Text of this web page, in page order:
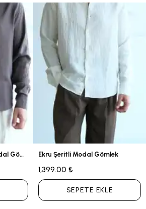
Kahve İtalyan Yaka Modal Gömlek Ekru Şeritli Modal Gömlek
1,399.00 ₺
SEPETE EKLE